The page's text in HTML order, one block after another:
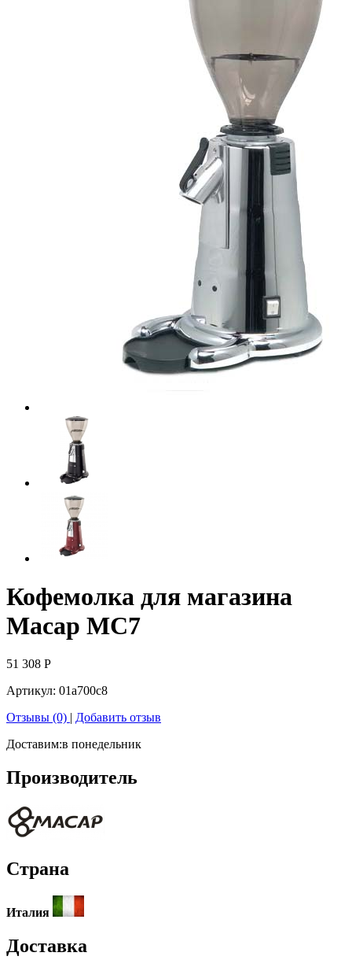
Кофемолка для магазина
Macap MС7
51 308 Р
Артикул: 01a700c8
Отзывы (0) | Добавить отзыв
Доставим:в понедельник
Производитель
Страна
Италия
Доставка